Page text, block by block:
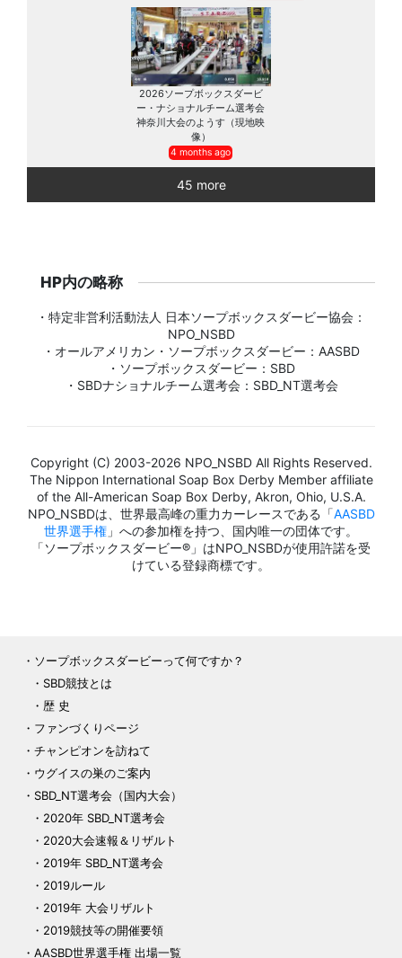
2026ソープボックスダービ
ー・ナショナルチーム選考会
神奈川大会のようす（現地映
像）
4 months ago
45 more
HP内の略称
・特定非営利活動法人 日本ソープボックスダービー協会：
NPO_NSBD
・オールアメリカン・ソープボックスダービー：AASBD
・ソープボックスダービー：SBD
・SBDナショナルチーム選考会：SBD_NT選考会
Copyright (C) 2003-2026 NPO_NSBD All Rights Reserved.
The Nippon International Soap Box Derby Member affiliate
of the All-American Soap Box Derby, Akron, Ohio, U.S.A.
NPO_NSBDは、世界最高峰の重力カーレースである「AASBD
世界選手権 」への参加権を持つ、国内唯一の団体です。
「ソープボックスダービー®」はNPO_NSBDが使用許諾を受
けている登録商標です。
ソープボックスダービーって何ですか？
SBD競技とは
歴 史
ファンづくりページ
チャンピオンを訪ねて
ウグイスの巣のご案内
SBD_NT選考会（国内大会）
2020年 SBD_NT選考会
2020大会速報＆リザルト
2019年 SBD_NT選考会
2019ルール
2019年 大会リザルト
2019競技等の開催要領
AASBD世界選手権 出場一覧